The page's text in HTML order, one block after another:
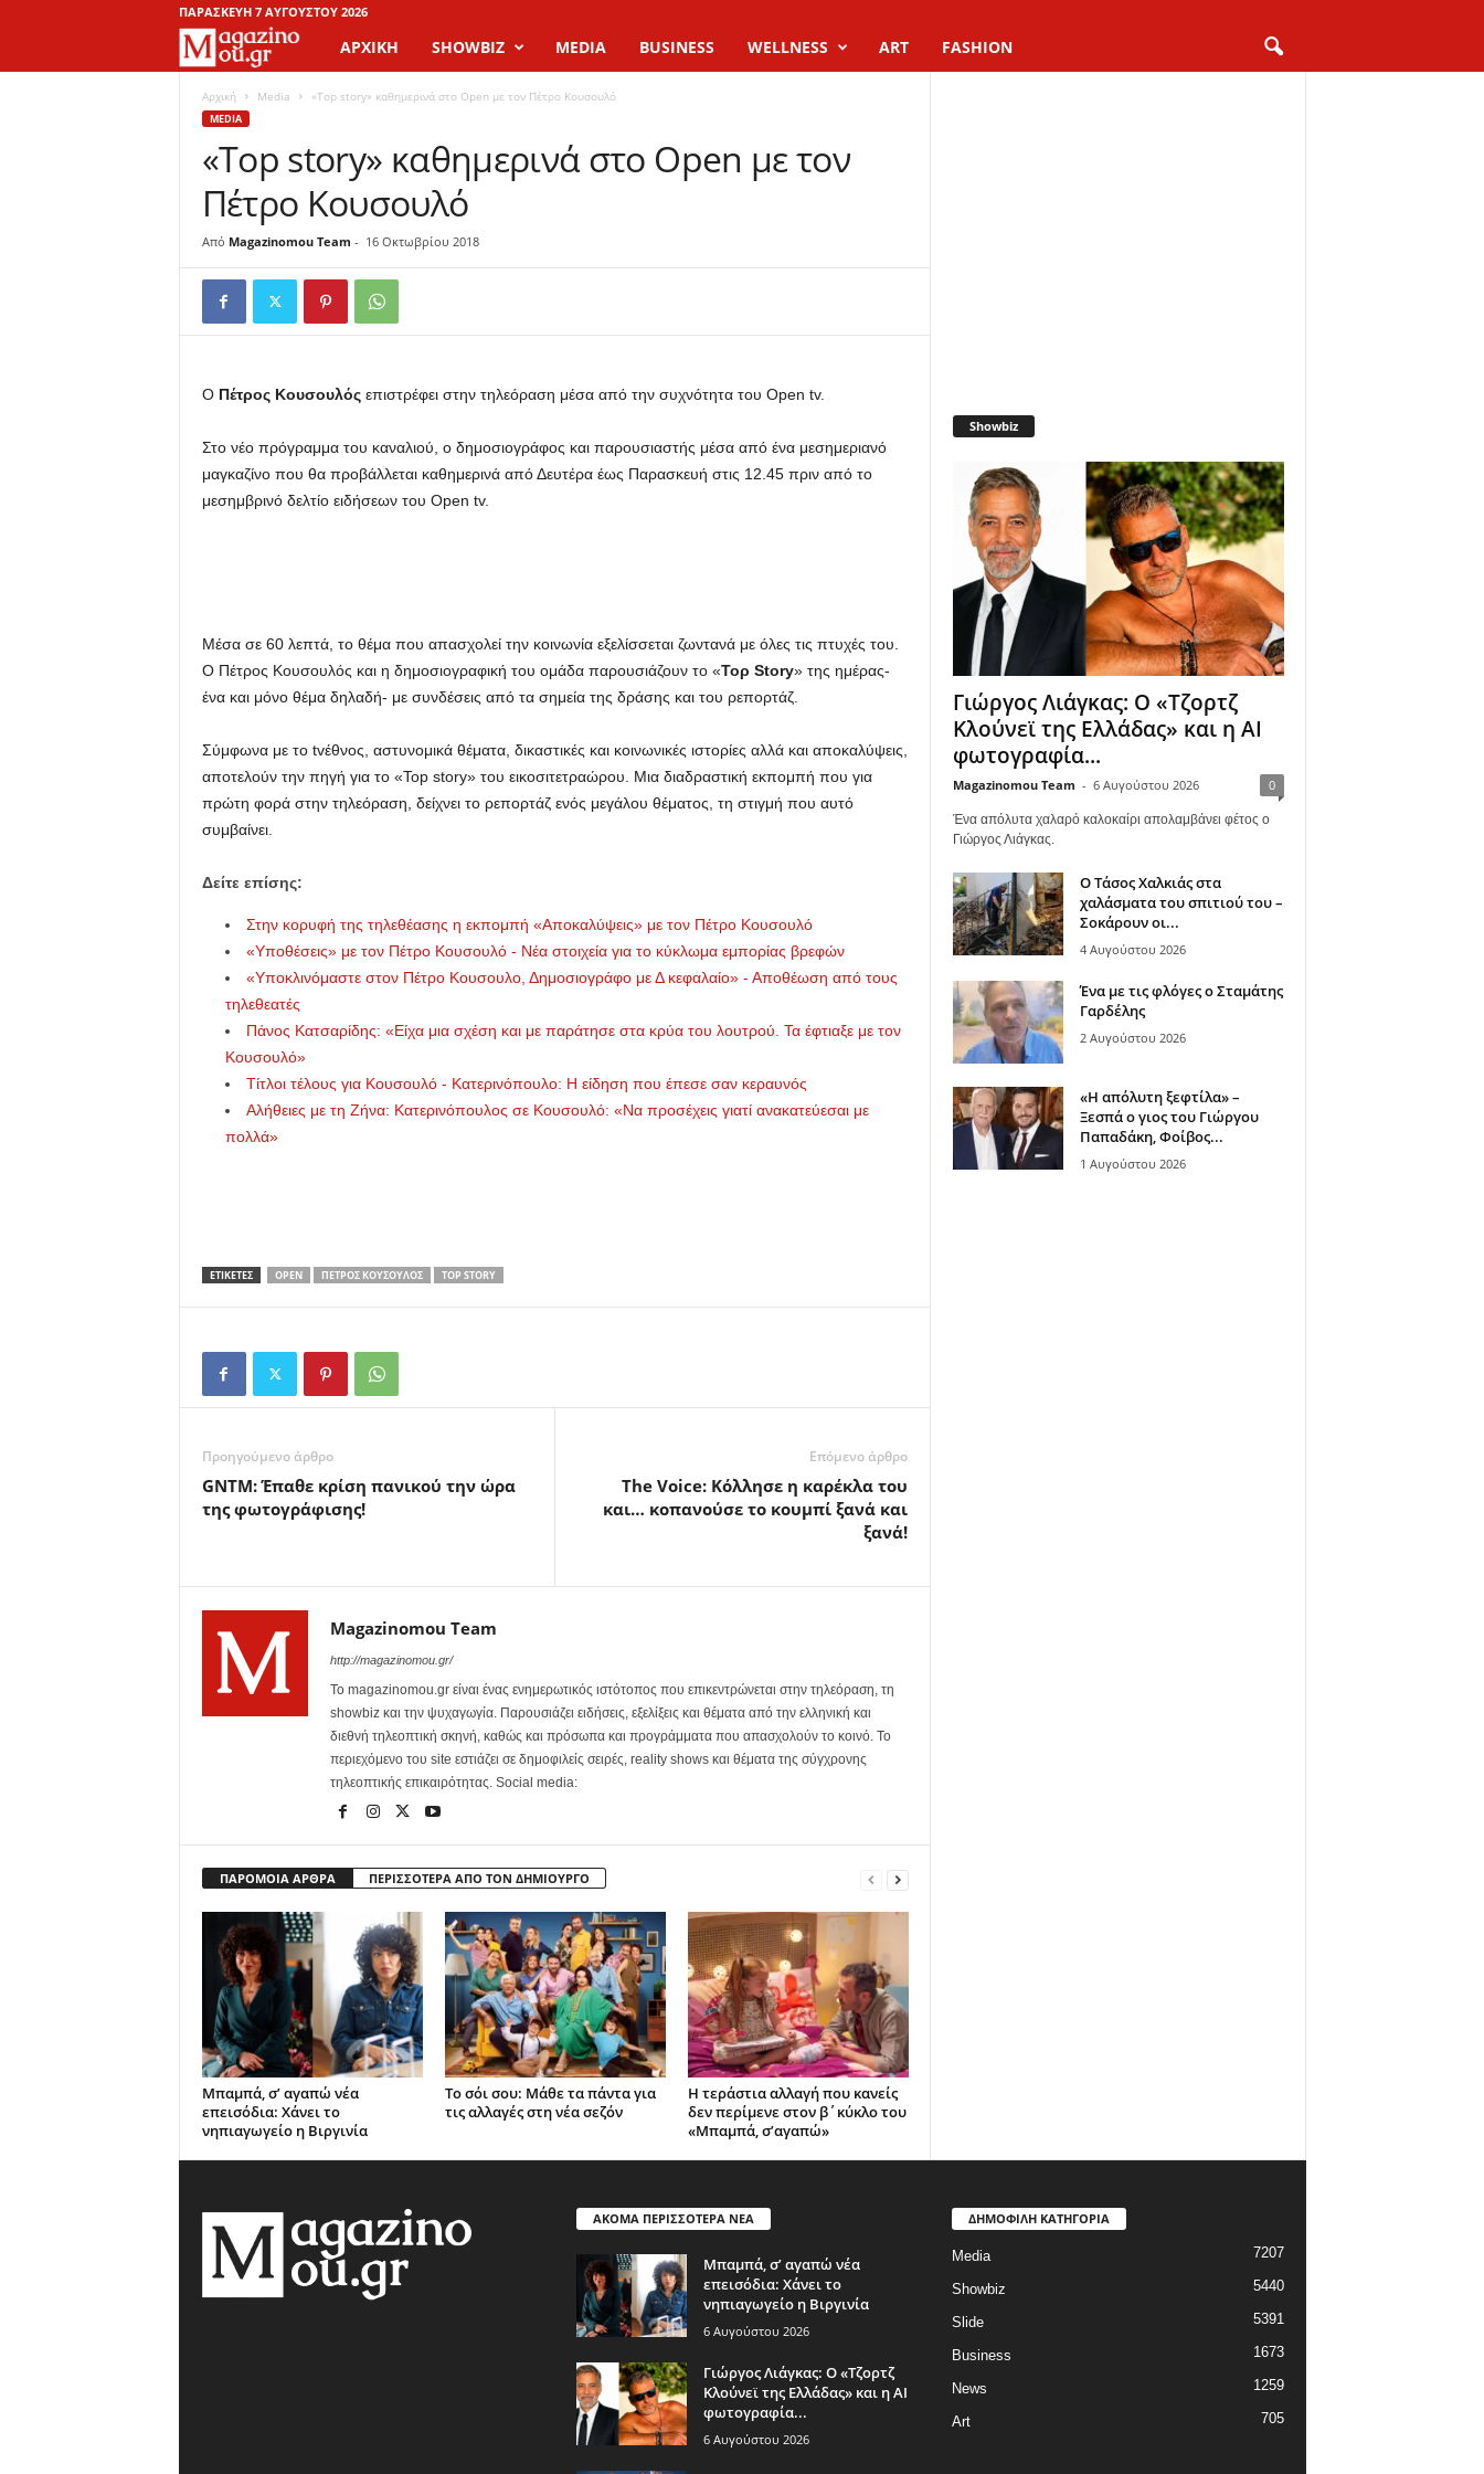
ΠΑΡΑΣΚΕΥΉ 7 ΑΥΓΟΎΣΤΟΥ 2026
a
a
z
n
o
ΑΡΧΙΚΉ SHOWBIZ MEDIA BUSINESS WELLNESS ART FASHION
Αρχική Media «Top story» καθημερινά στο Open με τον Πέτρο Κουσουλό
MEDIA
«Top story» καθημερινά στο Open με τον
Πέτρο Κουσουλό
Από Magazinomou Team - 16 Οκτωβρίου 2018
Ο Πέτρος Κουσουλόςεπιστρέφει στην τηλεόραση μέσα από την συχνότητα του Open tv.
Στο νέο πρόγραμμα του καναλιού, ο δημοσιογράφος και παρουσιαστής μέσα από ένα μεσημεριανό
μαγκαζίνο που θα προβάλλεται καθημερινά από Δευτέρα έως Παρασκευή στις 12.45 πριν από το
μεσημβρινό δελτίο ειδήσεων του Open tv.
Μέσα σε 60 λεπτά, το θέμα που απασχολεί την κοινωνία εξελίσσεται ζωντανά με όλες τις πτυχές του.
Ο Πέτρος Κουσουλός και η δημοσιογραφική του ομάδα παρουσιάζουν το «Τορ Story» της ημέρας-
ένα και μόνο θέμα δηλαδή- με συνδέσεις από τα σημεία της δράσης και του ρεπορτάζ.
Σύμφωνα με το tvέθνος, αστυνομικά θέματα, δικαστικές και κοινωνικές ιστορίες αλλά και αποκαλύψεις,
αποτελούν την πηγή για το «Top story» του εικοσιτετραώρου. Μια διαδραστική εκπομπή που για
πρώτη φορά στην τηλεόραση, δείχνει το ρεπορτάζ ενός μεγάλου θέματος, τη στιγμή που αυτό
συμβαίνει.
Δείτε επίσης:
Στην κορυφή της τηλεθέασης η εκπομπή «Αποκαλύψεις» με τον Πέτρο Κουσουλό
«Υποθέσεις» με τον Πέτρο Κουσουλό - Νέα στοιχεία για το κύκλωμα εμπορίας βρεφών
«Υποκλινόμαστε στον Πέτρο Κουσουλο, Δημοσιογράφο με Δ κεφαλαίο» - Αποθέωση από τους
τηλεθεατές
Πάνος Κατσαρίδης: «Είχα μια σχέση και με παράτησε στα κρύα του λουτρού. Τα έφτιαξε με τον
Κουσουλό»
Τίτλοι τέλους για Κουσουλό - Κατερινόπουλο: Η είδηση που έπεσε σαν κεραυνός
Αλήθειες με τη Ζήνα: Κατερινόπουλος σε Κουσουλό: «Να προσέχεις γιατί ανακατεύεσαι με
πολλά»
ΕΤΙΚΕΤΕΣ OPEN ΠΈΤΡΟΣ ΚΟΥΣΟΥΛΌΣ ΤΟΡ STORY
Προηγούμενο άρθρο
GNTM: Έπαθε κρίση πανικού την ώρα
της φωτογράφισης!
Επόμενο άρθρο
The Voice: Κόλλησε η καρέκλα του
και… κοπανούσε το κουμπί ξανά και
ξανά!
Magazinomou Team
http://magazinomou.gr/
Το magazinomou.gr είναι ένας ενημερωτικός ιστότοπος που επικεντρώνεται στην τηλεόραση, τη
showbiz και την ψυχαγωγία. Παρουσιάζει ειδήσεις, εξελίξεις και θέματα από την ελληνική και
διεθνή τηλεοπτική σκηνή, καθώς και πρόσωπα και προγράμματα που απασχολούν το κοινό. Το
περιεχόμενο του site εστιάζει σε δημοφιλείς σειρές, reality shows και θέματα της σύγχρονης
τηλεοπτικής επικαιρότητας. Social media:
ΠΑΡΟΜΟΙΑ ΑΡΘΡΑ ΠΕΡΙΣΣΟΤΕΡΑ ΑΠΟ ΤΟΝ ΔΗΜΙΟΥΡΓΟ
Μπαμπά, σ’ αγαπώ νέα
επεισόδια: Χάνει το
νηπιαγωγείο η Βιργινία
Το σόι σου: Μάθε τα πάντα για
τις αλλαγές στη νέα σεζόν
Η τεράστια αλλαγή που κανείς
δεν περίμενε στον β΄κύκλο του
«Μπαμπά, σ’αγαπώ»
Showbiz
Γιώργος Λιάγκας: Ο «Τζορτζ
Κλούνεϊ της Ελλάδας» και η AI
φωτογραφία...
Magazinomou Team - 6 Αυγούστου 2026 0
Ένα απόλυτα χαλαρό καλοκαίρι απολαμβάνει φέτος ο
Γιώργος Λιάγκας.
Ο Τάσος Χαλκιάς στα
χαλάσματα του σπιτιού του –
Σοκάρουν οι...
4 Αυγούστου 2026
Ένα με τις φλόγες ο Σταμάτης
Γαρδέλης
2 Αυγούστου 2026
«Η απόλυτη ξεφτίλα» –
Ξεσπά ο γιος του Γιώργου
Παπαδάκη, Φοίβος...
1 Αυγούστου 2026
ΑΚΟΜΑ ΠΕΡΙΣΣΟΤΕΡΑ ΝΕΑ
Μπαμπά, σ’ αγαπώ νέα
επεισόδια: Χάνει το
νηπιαγωγείο η Βιργινία
6 Αυγούστου 2026
Γιώργος Λιάγκας: Ο «Τζορτζ
Κλούνεϊ της Ελλάδας» και η AI
φωτογραφία...
6 Αυγούστου 2026
ΔΗΜΟΦΙΛΗ ΚΑΤΗΓΟΡΙΑ
Media 7207
Showbiz 5440
Slide 5391
Business 1673
News 1259
Art 705